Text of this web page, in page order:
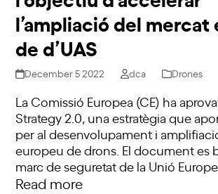
l’ampliació del mercat
de d’UAS
December 5 2022 dca Drones
La Comissió Europea (CE) ha
Strategy 2.0, una estratègia que
per al desenvolupament i
europeu de drons. El document es
marc de seguretat de la Unió
Read more